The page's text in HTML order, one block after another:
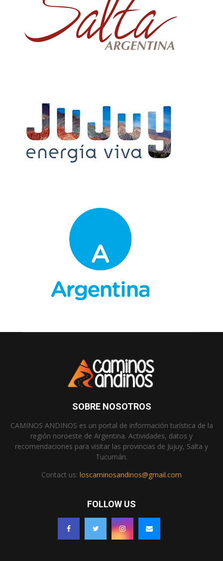
SOBRE NOSOTROS
CAMINOS ANDINOS es un portal de información turística de la
región noroeste de Argentina. Actividades, datos y
recomendaciones para visitar las provincias de Jujuy, Salta y
Tucumán.
Contact us: loscaminosandinos@gmail.com
FOLLOW US